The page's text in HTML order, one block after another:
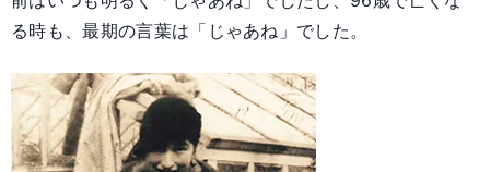
る時も、最期の言葉は「じゃあね」でした。